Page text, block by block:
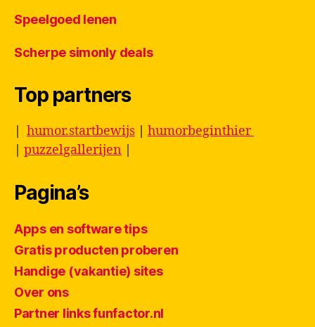
Speelgoed lenen
Scherpe simonly deals
Top partners
| humor.startbewijs | humorbeginthier
| puzzelgallerijen |
Pagina’s
Apps en software tips
Gratis producten proberen
Handige (vakantie) sites
Over ons
Partner links funfactor.nl